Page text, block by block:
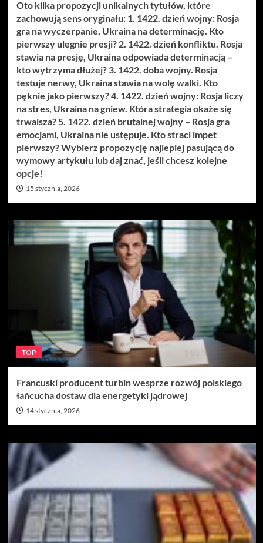
Oto kilka propozycji unikalnych tytułów, które
zachowują sens oryginału: 1. 1422. dzień wojny: Rosja
gra na wyczerpanie, Ukraina na determinację. Kto
pierwszy ulegnie presji? 2. 1422. dzień konfliktu. Rosja
stawia na presję, Ukraina odpowiada determinacją –
kto wytrzyma dłużej? 3. 1422. doba wojny. Rosja
testuje nerwy, Ukraina stawia na wolę walki. Kto
pęknie jako pierwszy? 4. 1422. dzień wojny: Rosja liczy
na stres, Ukraina na gniew. Która strategia okaże się
trwalsza? 5. 1422. dzień brutalnej wojny – Rosja gra
emocjami, Ukraina nie ustępuje. Kto straci impet
pierwszy? Wybierz propozycję najlepiej pasującą do
wymowy artykułu lub daj znać, jeśli chcesz kolejne
opcje!
15 stycznia, 2026
TOP
Francuski producent turbin wesprze rozwój polskiego
łańcucha dostaw dla energetyki jądrowej
14 stycznia, 2026